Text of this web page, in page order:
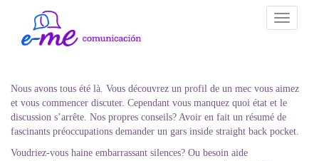
Toggle
Nous avons tous été là. Vous découvrez un profil de un mec vous aimez
et vous commencer discuter. Cependant vous manquez quoi état et le
discussion s’arrête. Nos propres conseils? Avoir en fait un résumé de
fascinants préoccupations demander un gars inside straight back pocket.
Voudriez-vous haine embarrassant silences? Ou besoin aide